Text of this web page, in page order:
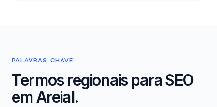
PALAVRAS-CHAVE
Termos regionais para SEO
em Areial.